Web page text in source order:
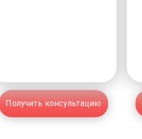
Получить консультацию